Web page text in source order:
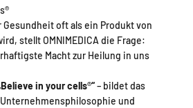
oft als ein Produkt von
stellt OMNIMEDICA die Frage:
Macht zur Heilung in uns
in your cells®“– bildet das
und